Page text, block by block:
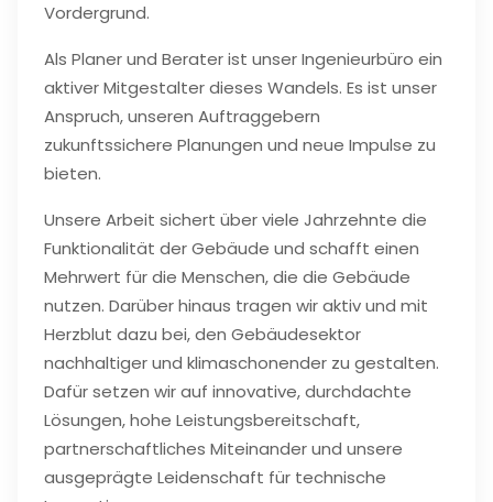
Vordergrund.
Als Planer und Berater ist unser Ingenieurbüro ein
aktiver Mitgestalter dieses Wandels. Es ist unser
Anspruch, unseren Auftraggebern
zukunftssichere Planungen und neue Impulse zu
bieten.
Unsere Arbeit sichert über viele Jahrzehnte die
Funktionalität der Gebäude und schafft einen
Mehrwert für die Menschen, die die Gebäude
nutzen. Darüber hinaus tragen wir aktiv und mit
Herzblut dazu bei, den Gebäudesektor
nachhaltiger und klimaschonender zu gestalten.
Dafür setzen wir auf innovative, durchdachte
Lösungen, hohe Leistungsbereitschaft,
partnerschaftliches Miteinander und unsere
ausgeprägte Leidenschaft für technische